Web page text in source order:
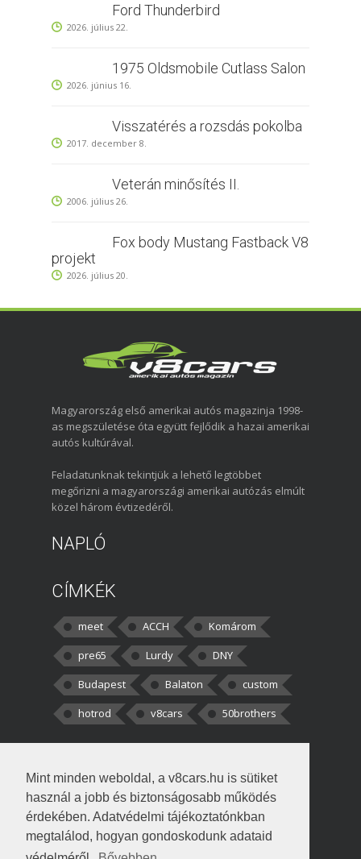
Mint minden weboldal, a v8cars.hu is sütiket
használ a jobb és biztonságosabb működés
érdekében. Adatvédelmi tájékoztatónkban
megtalálod, hogyan gondoskodunk adataid
Ford Thunderbird
2026. július 22.
1975 Oldsmobile Cutlass Salon
2026. június 16.
Visszatérés a rozsdás pokolba
2017. december 8.
Veterán minősítés II.
2006. július 26.
Fox body Mustang Fastback V8
projekt
2026. július 20.
Magyarország első amerikai autós magazinja 1998-
as megszületése óta együtt fejlődik a hazai amerikai
autós kultúrával.
Feladatunknak tekintjük a lehető legtöbbet
megőrizni a magyarországi amerikai autózás elmúlt
közel három évtizedéről.
NAPLÓ
CÍMKÉK
meet ACCH
Komárom
pre65
Lurdy
DNY
Budapest
Balaton
custom
hotrod
v8cars 50brothers
kortisz:Elszúrtam! Én csak két
darabbaal számoltam. Nem tudtam, hogy fél autót,
Béke: